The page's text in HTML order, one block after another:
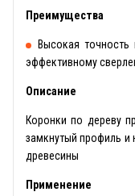
Преимущества
Высокая точность
эффективному
Описание
Коронки по дереву
замкнутый профиль и
древесины
Применение